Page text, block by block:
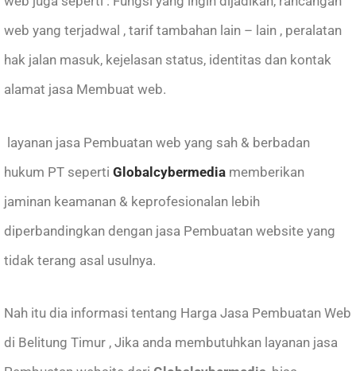
web yang terjadwal , tarif tambahan lain – lain , peralatan
hak jalan masuk, kejelasan status, identitas dan kontak
alamat jasa Membuat web.
layanan jasa Pembuatan web yang sah & berbadan
hukum PT seperti Globalcybermedia memberikan
jaminan keamanan & keprofesionalan lebih
diperbandingkan dengan jasa Pembuatan website yang
tidak terang asal usulnya.
Nah itu dia informasi tentang Harga Jasa Pembuatan Web
di Belitung Timur , Jika anda membutuhkan layanan jasa